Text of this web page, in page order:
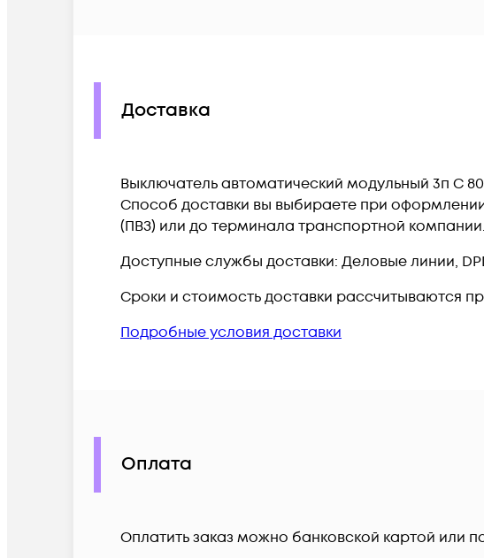
Доставка
Выключатель автоматический модульный 3п C
Способ доставки вы выбираете при
(ПВЗ) или до терминала транспортной компании.
Доступные службы доставки: Деловые линии,
Сроки и стоимость доставки рассчитываются
Подробные условия доставки
Оплата
Оплатить заказ можно банковской картой или